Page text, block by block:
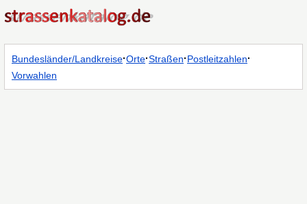
Bundesländer/Landkreise·Orte·Straßen·Postleitzahlen·
Vorwahlen